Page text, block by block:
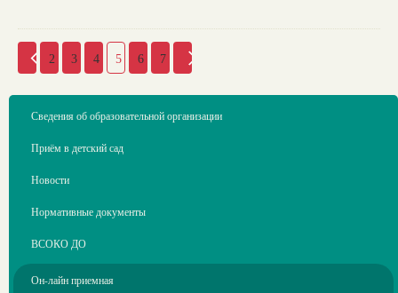
2 3 4 5 6 7
Сведения об образовательной организации
Приём в детский сад
Новости
Нормативные документы
ВСОКО ДО
Он-лайн приемная